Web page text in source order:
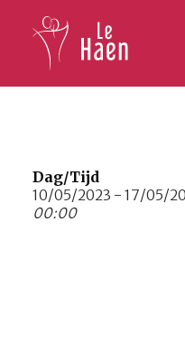
Lesaanbod
Activiteiten
Dag/Tijd
10/05/2023 - 17/05/
00:00